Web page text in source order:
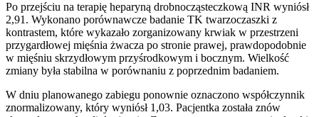
Po przejściu na terapię heparyną drobnocząsteczkową INR wyniósł
2,91. Wykonano porównawcze badanie TK twarzoczaszki z
kontrastem, które wykazało zorganizowany krwiak w przestrzeni
przygardłowej mięśnia żwacza po stronie prawej, prawdopodobnie
w mięśniu skrzydłowym przyśrodkowym i bocznym. Wielkość
zmiany była stabilna w porównaniu z poprzednim badaniem.
W dniu planowanego zabiegu ponownie oznaczono współczynnik
znormalizowany, który wyniósł 1,03. Pacjentka została znów